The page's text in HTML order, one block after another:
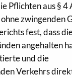
Pflichten aus § 4
zwingenden
fest, dass
angehalten
und die
Verkehrs